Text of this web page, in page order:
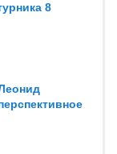
8